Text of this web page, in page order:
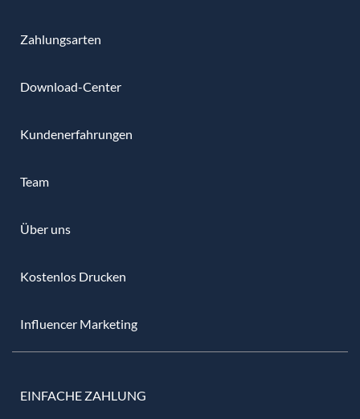
Zahlungsarten
Download-Center
Kundenerfahrungen
Team
Über uns
Kostenlos Drucken
Influencer Marketing
EINFACHE ZAHLUNG